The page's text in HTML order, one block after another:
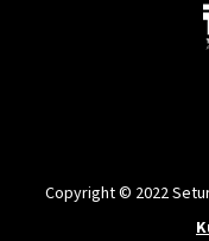
Copyright © 2022 Setur